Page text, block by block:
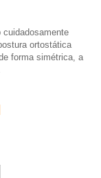
cuidadosamente
ortostática
forma simétrica, a